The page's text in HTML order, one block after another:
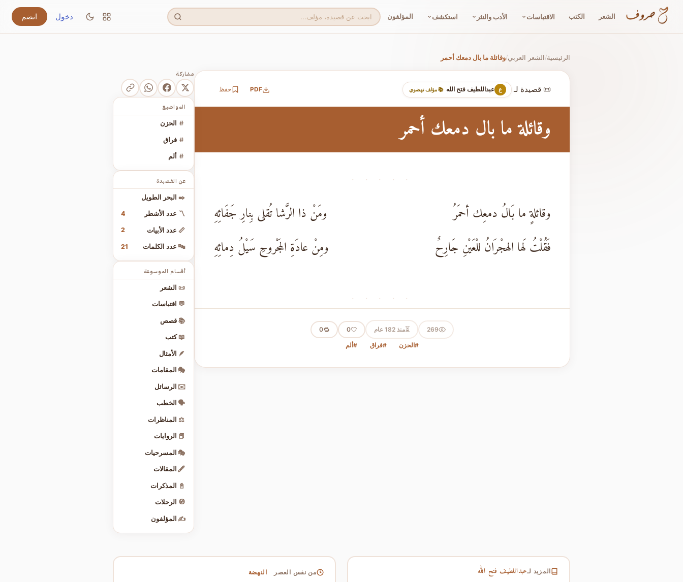
الشعر الكتب الاقتباسات الأدب والنثر استكشف المؤلفون دخول انضم
الرئيسية/الشعر العربي/وقائلة ما بال دمعك أحمر
📜 قصيدة لـ ع عبداللطيف فتح الله 📚 مؤلف نهضوي PDF حفظ
وقائلة ما بال دمعك أحمر
· · · · ·
وقائلةٍ ما بَالُ دمعِك أحمَرُ
ومَنْ ذا الرَّشا تُقلى بِنارِ جَفَائِهِ
فَقُلْتُ لَها الهجْرَانُ للْعَيْنِ جَارِحٌ
ومِنْ عادَةِ المَجْروحِ سَيْلُ دِمائِهِ
· · · · ·
269
⏳منذ 182 عام 🤍
0
🔁
0
#الحزن #فراق #ألم
مشاركة
المواضيع
# الحزن
# فراق
# ألم
عن القصيدة
✒️ البحر الطويل
〽️ عدد الأشطر 4
📏 عدد الأبيات 2
🔤 عدد الكلمات 21
أقسام الموسوعة
📜 الشعر
💬 اقتباسات
📚 قصص
📖 كتب
🪶 الأمثال
🎭 المقامات
✉️ الرسائل
🗣️ الخطب
⚖️ المناظرات
📕 الروايات
🎭 المسرحيات
🖋️ المقالات
📓 المذكرات
🧭 الرحلات
✍️ المؤلفون
المزيد لـعبداللطيف فتح الله من نفس العصر النهضة